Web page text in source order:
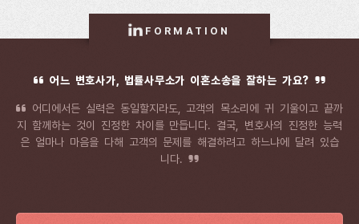
FORMATION
어느 변호사가, 법률사무소가 이혼소송을 잘하는 가요?
어디에서든 실력은 동일할지라도, 고객의 목소리에 귀 기울이고 끝까
지 함께하는 것이 진정한 차이를 만듭니다. 결국, 변호사의 진정한 능력
은 얼마나 마음을 다해 고객의 문제를 해결하려고 하느냐에 달려 있습
니다.